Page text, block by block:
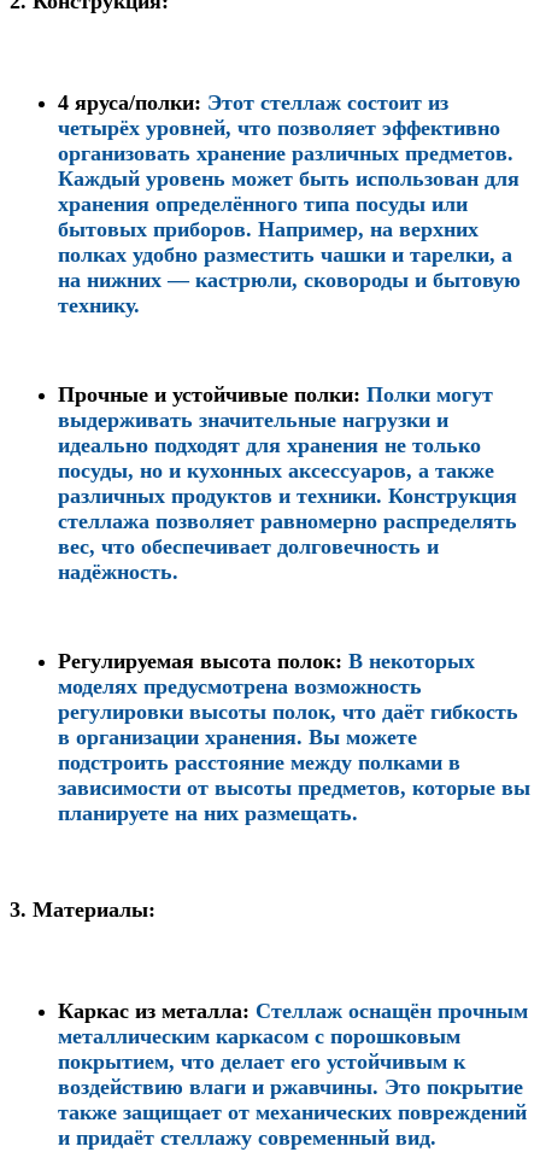
4 яруса/полки: Этот стеллаж состоит из
четырёх уровней, что позволяет эффективно
организовать хранение различных предметов.
Каждый уровень может быть использован для
хранения определённого типа посуды или
бытовых приборов. Например, на верхних
полках удобно разместить чашки и тарелки, а
на нижних — кастрюли, сковороды и бытовую
технику.
Прочные и устойчивые полки: Полки могут
выдерживать значительные нагрузки и
идеально подходят для хранения не только
посуды, но и кухонных аксессуаров, а также
различных продуктов и техники. Конструкция
стеллажа позволяет равномерно распределять
вес, что обеспечивает долговечность и
надёжность.
Регулируемая высота полок: В некоторых
моделях предусмотрена возможность
регулировки высоты полок, что даёт гибкость
в организации хранения. Вы можете
подстроить расстояние между полками в
зависимости от высоты предметов, которые вы
планируете на них размещать.
3. Материалы:
Каркас из металла: Стеллаж оснащён прочным
металлическим каркасом с порошковым
покрытием, что делает его устойчивым к
воздействию влаги и ржавчины. Это покрытие
также защищает от механических повреждений
и придаёт стеллажу современный вид.